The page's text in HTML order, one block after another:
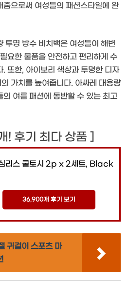
줌으로써 여성들의 패션스타일에 완
투명 방수 비치백은 여성들이 해변
요한 물품을 안전하고 편리하게 수
. 또한, 아이보리 색상과 투명한 디자
가치를 높여줍니다. 아싸레 대용량
의 여름 패션에 동반할 수 있는 최고
후기 최다 상품 ]
리스 쿨토시 2p x 2세트, Black
36,900개 후기 보기
귀걸이 스포츠 마